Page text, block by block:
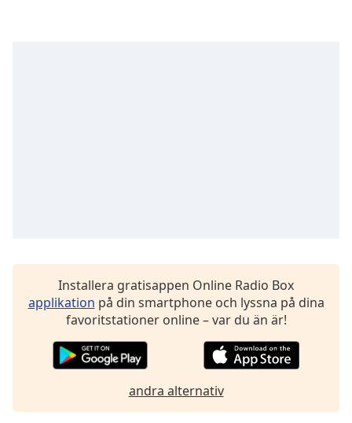
Opacity
Background
Installera gratisappen Online Radio Box
applikation på din smartphone och lyssna på dina
favoritstationer online – var du än är!
andra alternativ